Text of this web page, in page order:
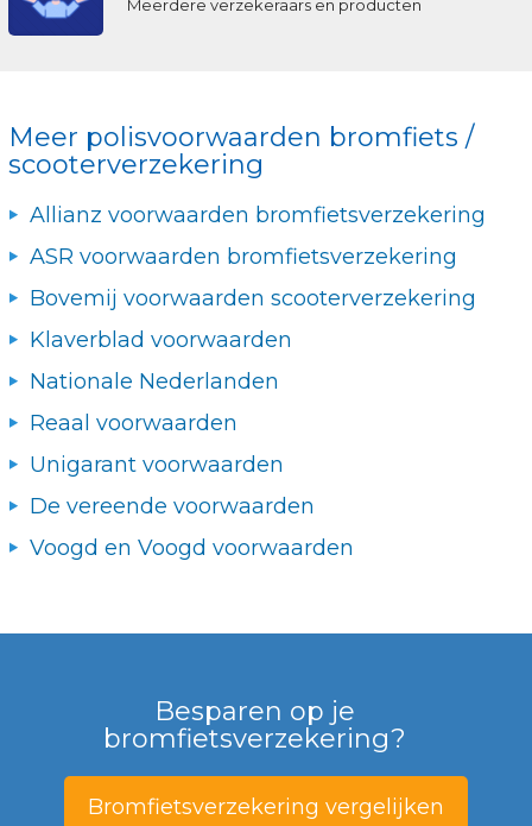
Meerdere verzekeraars en producten
Meer polisvoorwaarden bromfiets /
scooterverzekering
Allianz voorwaarden bromfietsverzekering
ASR voorwaarden bromfietsverzekering
Bovemij voorwaarden scooterverzekering
Klaverblad voorwaarden
Nationale Nederlanden
Reaal voorwaarden
Unigarant voorwaarden
De vereende voorwaarden
Voogd en Voogd voorwaarden
Besparen op je
bromfietsverzekering?
Bromfietsverzekering vergelijken